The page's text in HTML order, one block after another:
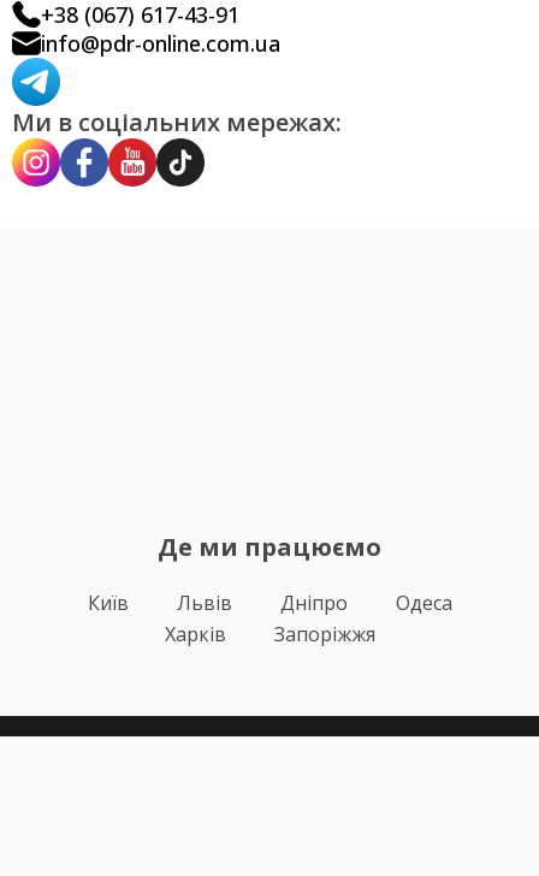
+38 (067) 617-43-91
info@pdr-online.com.ua
Ми в соціальних мережах:
Де ми працюємо
Київ Львів Дніпро
Одеса
Харків
Запоріжжя